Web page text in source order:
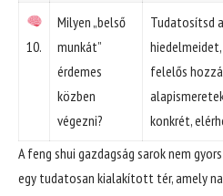
10.
Milyen „belső
munkát”
érdemes
közben
végezni?
Tudatosítsd
felelős
konkrét,
A feng shui gazdagság sarok nem
egy tudatosan kialakított tér, amely